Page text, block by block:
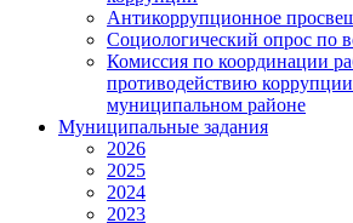
Антикоррупционное
Социологический опрос по
Комиссия по координации
противодействию
муниципальном районе
Муниципальные задания
2026
2025
2024
2023